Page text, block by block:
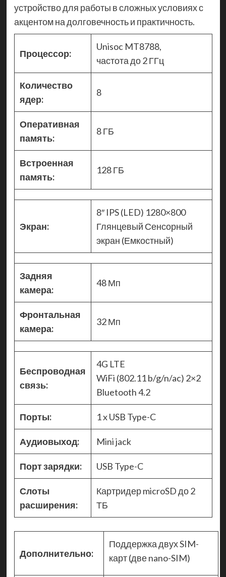
устройство для работы в сложных условиях с
акцентом на долговечность и практичность.
Процессор:
Unisoc MT8788,
частота до 2 ГГц
Количество
ядер:
8
Оперативная
память:
8 ГБ
Встроенная
память:
128 ГБ
Экран:
8″ IPS (LED) 1280×800
Глянцевый Сенсорный
экран (Емкостный)
Задняя
камера:
48 Мп
Фронтальная
камера:
32 Мп
Беспроводная
связь:
4G LTE
WiFi (802.11 b/g/n/ac) 2×2
Bluetooth 4.2
Порты: 1 x USB Type-C
Аудиовыход: Mini jack
Порт зарядки: USB Type-C
Слоты
расширения:
Картридер microSD до 2
ТБ
Дополнительно:
Поддержка двух SIM-
карт (две nano-SIM)